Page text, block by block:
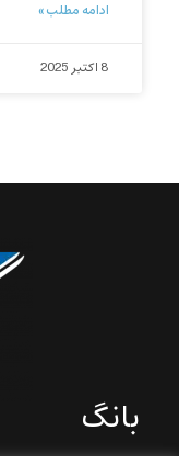
ادامه مطلب »
8 اکتبر 2025
بانگ